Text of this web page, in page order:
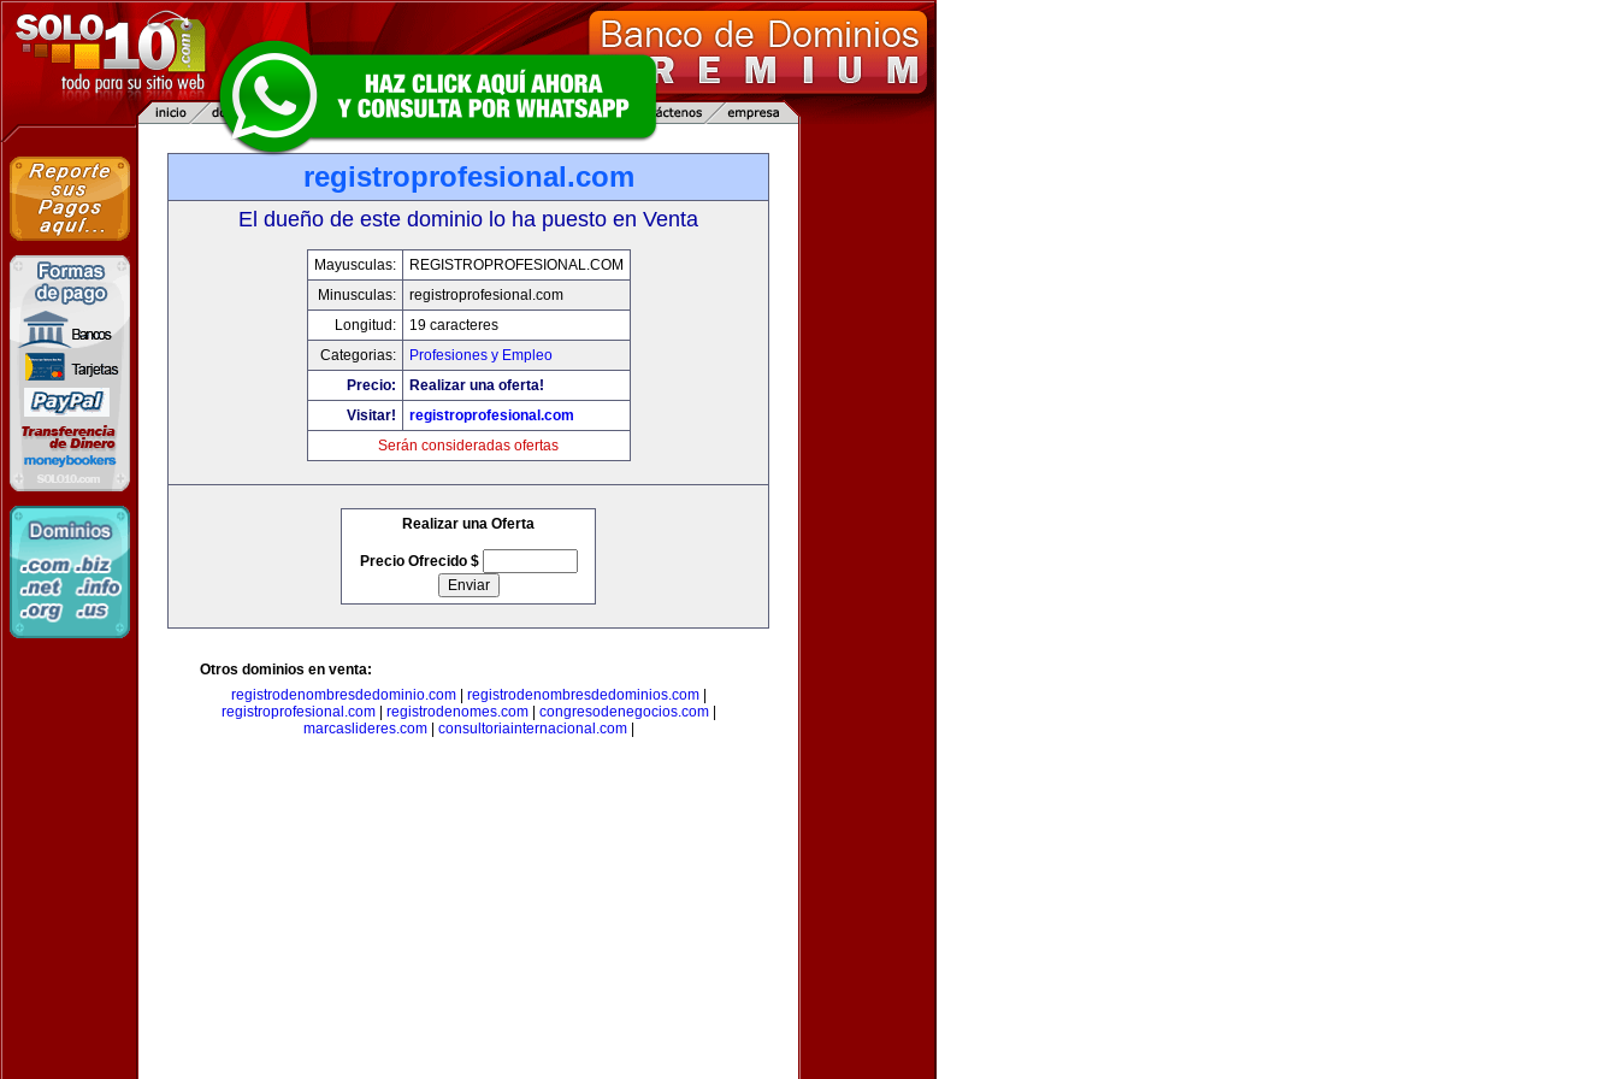
registroprofesional.com
El dueño de este dominio lo ha puesto en Venta
Mayusculas:
REGISTROPROFESIONAL.COM
Minusculas:
registroprofesional.com
Longitud:
19 caracteres
Categorias:
Profesiones y Empleo
Precio:
Realizar una oferta!
Visitar!
registroprofesional.com
Serán consideradas ofertas
Realizar una Oferta
Precio Ofrecido $
Otros dominios en venta:
registrodenombresdedominio.com| registrodenombresdedominios.com|
registroprofesional.com| registrodenomes.com| congresodenegocios.com|
marcaslideres.com| consultoriainternacional.com|